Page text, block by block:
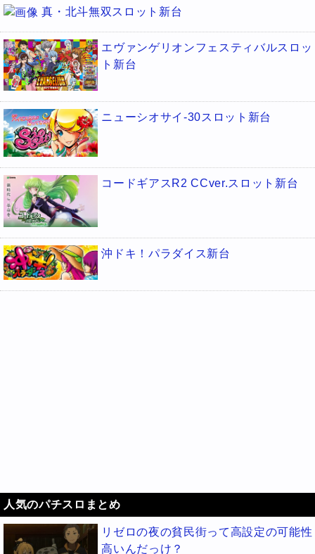
真・北斗無双スロット新台
エヴァンゲリオンフェスティバルスロッ
ト新台
ニューシオサイ-30スロット新台
コードギアスR2 CCver.スロット新台
沖ドキ！パラダイス新台
人気のパチスロまとめ
リゼロの夜の貧民街って高設定の可能性
高いんだっけ？